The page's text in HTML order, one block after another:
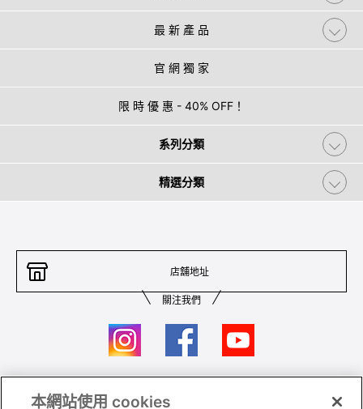
最 新 產 品
官 網 獨 家
限 時 優 惠 - 40% OFF！
系列分類
精選分類
店舖地址
關注我們
聯絡我們
本網站使用 cookies